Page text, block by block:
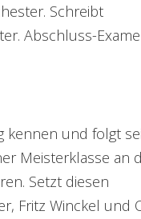
Schreibt
Abschluss-
kennen und folgt
Meisterklasse an
Setzt diesen
Fritz Winckel und